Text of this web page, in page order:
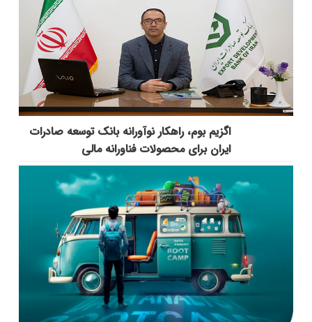
اگزیم بوم، راهکار نوآورانه بانک توسعه صادرات
ایران برای محصولات فناورانه مالی